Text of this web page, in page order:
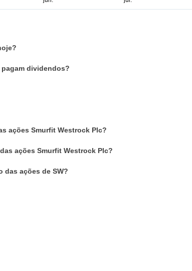
dividendos?
ações Smurfit Westrock Plc?
ações Smurfit Westrock Plc?
das ações de SW?